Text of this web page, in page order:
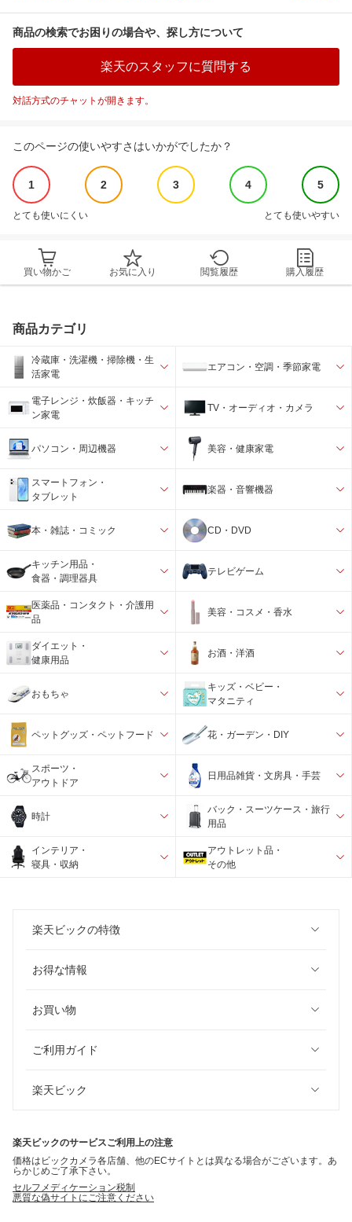
商品の検索でお困りの場合や、探し方について
楽天のスタッフに質問する
対話方式のチャットが開きます。
このページの使いやすさはいかがでしたか？
1 2 3 4 5
とても使いにくい とても使いやすい
買い物かご お気に入り 閲覧履歴 購入履歴
商品カテゴリ
冷蔵庫・洗濯機・掃除機・生
活家電
エアコン・空調・季節家電
電子レンジ・炊飯器・キッチ
ン家電
TV・オーディオ・カメラ
パソコン・周辺機器 美容・健康家電
スマートフォン・
タブレット
楽器・音響機器
本・雑誌・コミック CD・DVD
キッチン用品・
食器・調理器具
テレビゲーム
医薬品・コンタクト・介護用
品
美容・コスメ・香水
ダイエット・
健康用品
お酒・洋酒
おもちゃ
キッズ・ベビー・
マタニティ
ペットグッズ・ペットフード 花・ガーデン・DIY
スポーツ・
アウトドア
日用品雑貨・文房具・手芸
時計
バック・スーツケース・旅行
用品
インテリア・
寝具・収納
アウトレット品・
その他
楽天ビックの特徴
お得な情報
お買い物
ご利用ガイド
楽天ビック
楽天ビックのサービスご利用上の注意
価格はビックカメラ各店舗、他のECサイトとは異なる場合がございます。あ
らかじめご了承下さい。
セルフメディケーション税制
悪質な偽サイトにご注意ください